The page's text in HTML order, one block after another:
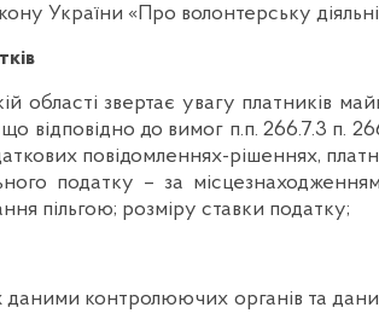
України «Про волонтерську
області звертає увагу платників
відповідно до вимог п.п. 266.7.3 п.
повідомленнях-рішеннях,
податку – за
пільгою; розміру ставки податку;
контролюючих органів та